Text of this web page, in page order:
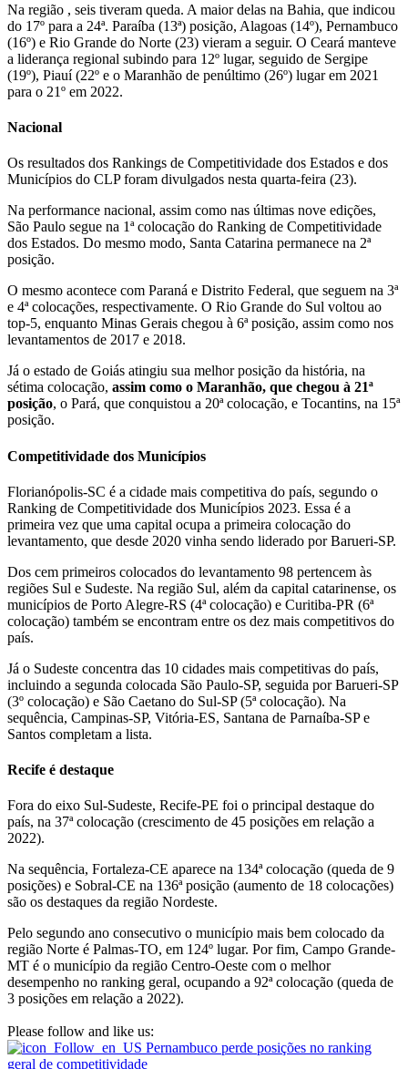
Na região , seis tiveram queda. A maior delas na Bahia, que indicou
do 17º para a 24ª. Paraíba (13ª) posição, Alagoas (14º), Pernambuco
(16º) e Rio Grande do Norte (23) vieram a seguir. O Ceará manteve
a liderança regional subindo para 12º lugar, seguido de Sergipe
(19º), Piauí (22º e o Maranhão de penúltimo (26º) lugar em 2021
para o 21º em 2022.
Nacional
Os resultados dos Rankings de Competitividade dos Estados e dos
Municípios do CLP foram divulgados nesta quarta-feira (23).
Na performance nacional, assim como nas últimas nove edições,
São Paulo segue na 1ª colocação do Ranking de Competitividade
dos Estados. Do mesmo modo, Santa Catarina permanece na 2ª
posição.
O mesmo acontece com Paraná e Distrito Federal, que seguem na 3ª
e 4ª colocações, respectivamente. O Rio Grande do Sul voltou ao
top-5, enquanto Minas Gerais chegou à 6ª posição, assim como nos
levantamentos de 2017 e 2018.
Já o estado de Goiás atingiu sua melhor posição da história, na
sétima colocação, assim como o Maranhão, que chegou à 21ª
posição, o Pará, que conquistou a 20ª colocação, e Tocantins, na 15ª
posição.
Competitividade dos Municípios
Florianópolis-SC é a cidade mais competitiva do país, segundo o
Ranking de Competitividade dos Municípios 2023. Essa é a
primeira vez que uma capital ocupa a primeira colocação do
levantamento, que desde 2020 vinha sendo liderado por Barueri-SP.
Dos cem primeiros colocados do levantamento 98 pertencem às
regiões Sul e Sudeste. Na região Sul, além da capital catarinense, os
municípios de Porto Alegre-RS (4ª colocação) e Curitiba-PR (6ª
colocação) também se encontram entre os dez mais competitivos do
país.
Já o Sudeste concentra das 10 cidades mais competitivas do país,
incluindo a segunda colocada São Paulo-SP, seguida por Barueri-SP
(3º colocação) e São Caetano do Sul-SP (5ª colocação). Na
sequência, Campinas-SP, Vitória-ES, Santana de Parnaíba-SP e
Santos completam a lista.
Recife é destaque
Fora do eixo Sul-Sudeste, Recife-PE foi o principal destaque do
país, na 37ª colocação (crescimento de 45 posições em relação a
2022).
Na sequência, Fortaleza-CE aparece na 134ª colocação (queda de 9
posições) e Sobral-CE na 136ª posição (aumento de 18 colocações)
são os destaques da região Nordeste.
Pelo segundo ano consecutivo o município mais bem colocado da
região Norte é Palmas-TO, em 124º lugar. Por fim, Campo Grande-
MT é o município da região Centro-Oeste com o melhor
desempenho no ranking geral, ocupando a 92ª colocação (queda de
3 posições em relação a 2022).
Please follow and like us: